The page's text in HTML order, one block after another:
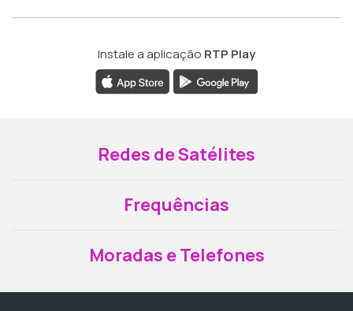
Instale a aplicação RTP Play
Redes de Satélites
Frequências
Moradas e Telefones